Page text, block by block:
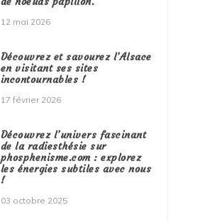
12 mai 2026
Découvrez et savourez l’Alsace
en visitant ses sites
incontournables !
17 février 2026
Découvrez l’univers fascinant
de la radiesthésie sur
phosphenisme.com : explorez
les énergies subtiles avec nous
!
03 octobre 2025